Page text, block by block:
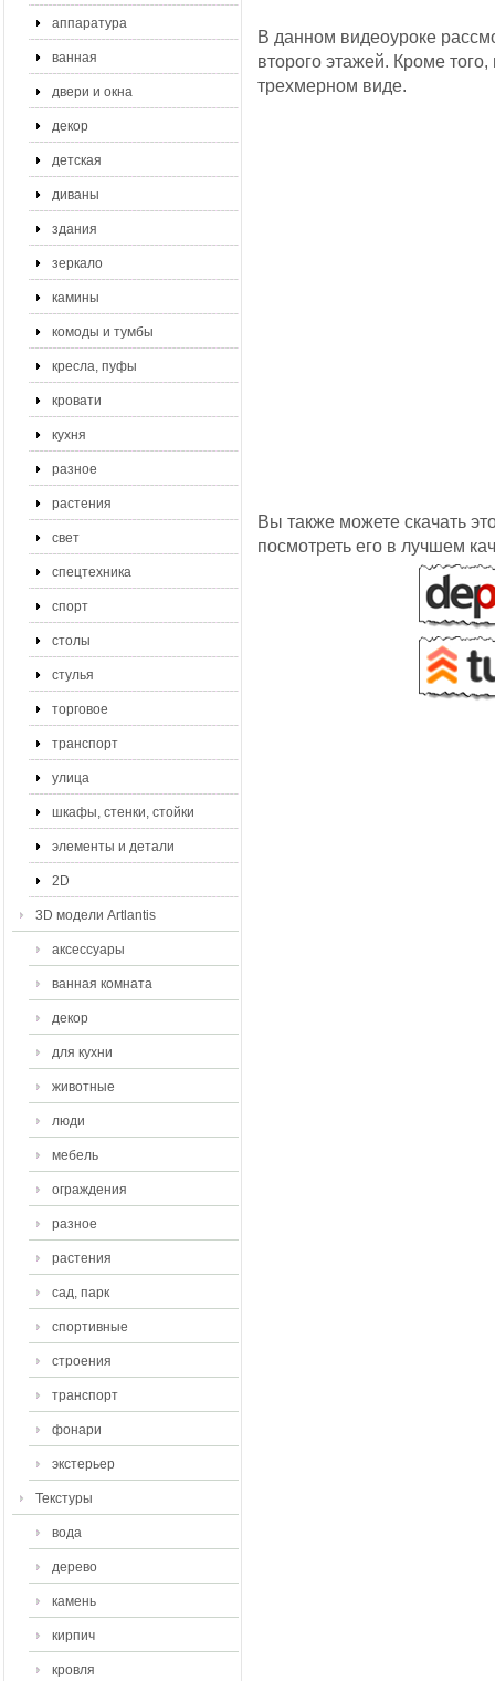
аппаратура
ванная
двери и окна
декор
детская
диваны
здания
зеркало
камины
комоды и тумбы
кресла, пуфы
кровати
кухня
разное
растения
свет
спецтехника
спорт
столы
стулья
торговое
транспорт
улица
шкафы, стенки, стойки
элементы и детали
2D
3D модели Artlantis
аксессуары
ванная комната
декор
для кухни
животные
люди
мебель
ограждения
разное
растения
сад, парк
спортивные
строения
транспорт
фонари
экстерьер
Текстуры
вода
дерево
камень
кирпич
кровля
В данном видеоуроке
второго этажей. Кроме
трехмерном виде.
Вы также можете скачать
посмотреть его в лучшем